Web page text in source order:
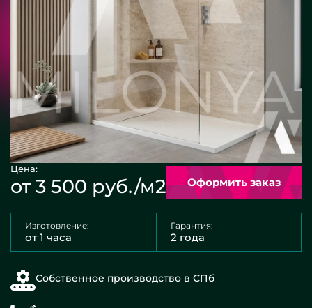
Цена:
от 3 500 руб./м2 Оформить заказ
Изготовление:
от 1 часа
Гарантия:
2 года
Собственное производство в СПб